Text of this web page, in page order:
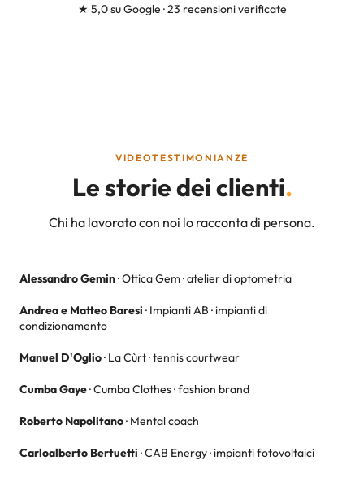
★ 5,0 su Google · 23 recensioni verificate
VIDEOTESTIMONIANZE
Le storie dei clienti.
Chi ha lavorato con noi lo racconta di persona.
Alessandro Gemin·Ottica Gem · atelier di optometria
Andrea e Matteo Baresi · Impianti AB · impianti di
condizionamento
Manuel D'Oglio· La Cùrt · tennis courtwear
Cumba Gaye·Cumba Clothes · fashion brand
Roberto Napolitano· Mental coach
Carloalberto Bertuetti ·CAB Energy · impianti fotovoltaici